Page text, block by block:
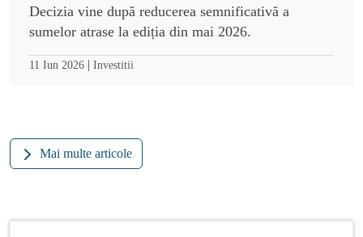
Decizia vine după reducerea semnificativă a
sumelor atrase la ediția din mai 2026.
11 Iun 2026 | Investitii
Mai multe articole